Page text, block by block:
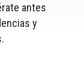
antes
y